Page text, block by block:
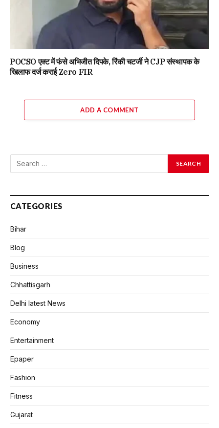
POCSO एक्ट में फंसे अभिजीत दिपके, रिंकी चटर्जी ने CJP संस्थापक के
खिलाफ दर्ज कराई Zero FIR
ADD A COMMENT
CATEGORIES
Bihar
Blog
Business
Chhattisgarh
Delhi latest News
Economy
Entertainment
Epaper
Fashion
Fitness
Gujarat